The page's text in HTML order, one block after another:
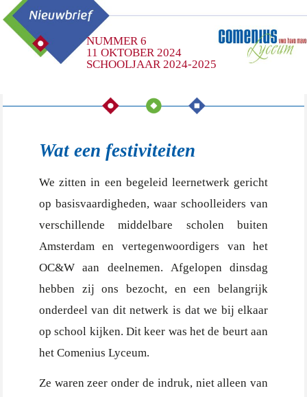
NUMMER 6
11 OKTOBER 2024
SCHOOLJAAR 2024-2025
Wat een festiviteiten
We zitten in een begeleid leernetwerk gericht
op basisvaardigheden, waar schoolleiders van
verschillende middelbare scholen buiten
Amsterdam en vertegenwoordigers van het
OC&W aan deelnemen. Afgelopen dinsdag
hebben zij ons bezocht, en een belangrijk
onderdeel van dit netwerk is dat we bij elkaar
op school kijken. Dit keer was het de beurt aan
het Comenius Lyceum.
Ze waren zeer onder de indruk, niet alleen van